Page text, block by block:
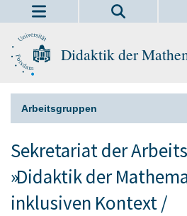
Didaktik der
Arbeitsgruppen
Sekretariat der
»Didaktik der
inklusiven Kontext /